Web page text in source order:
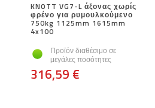
KNOTT VG7-L άξονας χωρίς
φρένο για ρυμουλκούμενο
750kg 1125mm 1615mm
4x100
Προϊόν διαθέσιμο σε
μεγάλες ποσότητες
316,59 €